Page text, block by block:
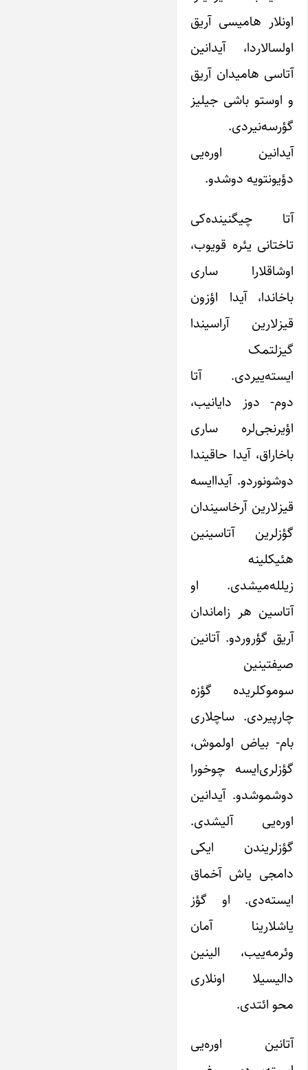
اونلار هامیسی آریق
اولسالاردا، آیدانین
آتاسی هامیدان آریق
و اوستو باشی جیلیز
گؤرسه‌نیردی.
آیدانین اوره‌یی
دؤیونتویه دوشدو.
آتا چیگنینده‌کی
تاختانی یئره قویوب،
اوشاقلارا ساری
باخاندا، آیدا اؤزون
قیزلارین آراسیندا
گیزلتمک
ایسته‌ییردی. آتا
دوم- دوز دایانیب،
اؤیرنجی‌لره ساری
باخاراق، آیدا حاقیندا
دوشونوردو. آیداایسه
قیزلارین آرخاسیندان
گؤزلرین آتاسینین
هئیکلینه
زیلله‌میشدی. او
آتاسین هر زاماندان
آریق گؤروردو. آتانین
صیفتینین
سوموکلریده گؤزه
چارپیردی. ساچلاری
بام- بیاض اولموش،
گؤزلری‌ایسه چوخورا
دوشموشدو. آیدانین
اوره‌یی آلیشدی.
گؤزلریندن ایکی
دامجی یاش آخماق
ایسته‌دی. او گؤز
یاشلارینا آمان
وئرمه‌ییب، الینین
دالیسیلا اونلاری
محو ائتدی.
آتانین اوره‌یی